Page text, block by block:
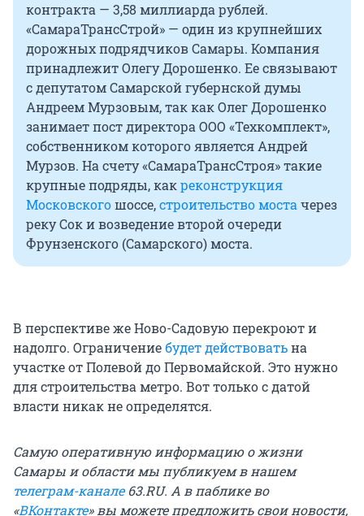
контракта — 3,58 миллиарда рублей.
«СамараТрансСтрой» — один из крупнейших
дорожных подрядчиков Самары. Компания
принадлежит Олегу Дорошенко. Ее связывают
с депутатом Самарской губернской думы
Андреем Мурзовым, так как Олег Дорошенко
занимает пост директора ООО «Техкомплект»,
собственником которого является Андрей
Мурзов. На счету «СамараТрансСтроя» такие
крупные подряды, какреконструкция
Московскогошоссе,строительство мостачерез
реку Сок и возведение второй очереди
Фрунзенского (Самарского) моста.
В перспективе же Ново-Садовую перекроют и
надолго. Ограничениебудет действоватьна
участке от Полевой до Первомайской. Это нужно
для строительства метро. Вот только с датой
власти никак не определятся.
Самую оперативную информацию о жизни
Самары и области мы публикуем в нашем
телеграм-канале63.RU. А в паблике во
«ВКонтакте» вы можете предложить свои новости,